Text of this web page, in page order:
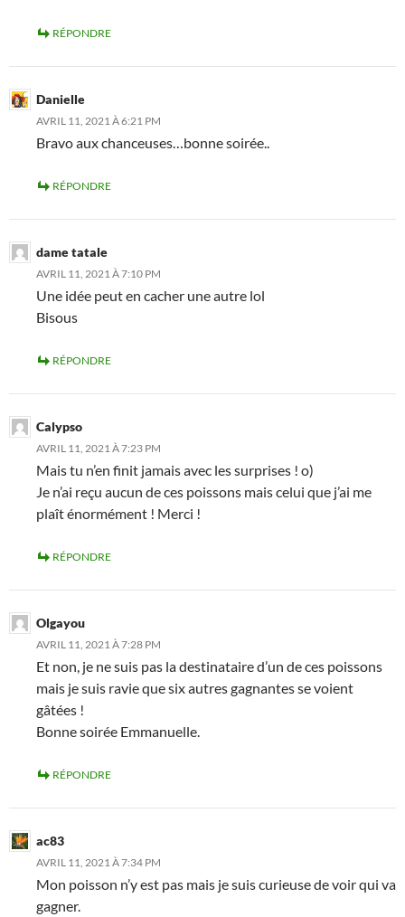
RÉPONDRE
Danielle
AVRIL 11, 2021 À 6:21 PM
Bravo aux chanceuses…bonne soirée..
RÉPONDRE
dame tatale
AVRIL 11, 2021 À 7:10 PM
Une idée peut en cacher une autre lol
Bisous
RÉPONDRE
Calypso
AVRIL 11, 2021 À 7:23 PM
Mais tu n’en finit jamais avec les surprises ! o)
Je n’ai reçu aucun de ces poissons mais celui que j’ai me
plaît énormément ! Merci !
RÉPONDRE
Olgayou
AVRIL 11, 2021 À 7:28 PM
Et non, je ne suis pas la destinataire d’un de ces poissons
mais je suis ravie que six autres gagnantes se voient
gâtées !
Bonne soirée Emmanuelle.
RÉPONDRE
ac83
AVRIL 11, 2021 À 7:34 PM
Mon poisson n’y est pas mais je suis curieuse de voir qui va
gagner.